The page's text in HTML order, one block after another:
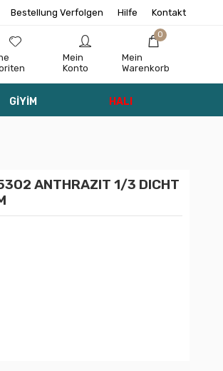
Bestellung Verfolgen Hilfe Kontakt
Mein
Konto
0
Mein
Warenkorb
GİYİM HALI
ANTHRAZIT 1/3 DICHT